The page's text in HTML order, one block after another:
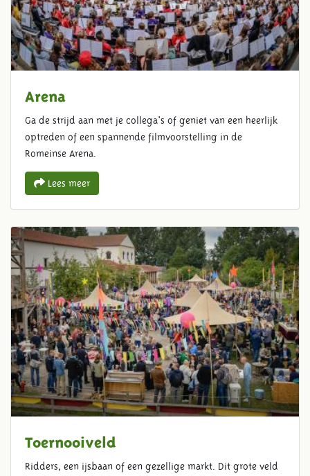
Arena
Ga de strijd aan met je collega's of geniet van een heerlijk
optreden of een spannende filmvoorstelling in de
Romeinse Arena.
Lees meer
Toernooiveld
Ridders, een ijsbaan of een gezellige markt. Dit grote veld